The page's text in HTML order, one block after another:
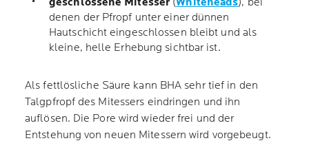
denen der Pfropf unter einer dünnen
Hautschicht eingeschlossen bleibt und als
kleine, helle Erhebung sichtbar ist.
Als fettlösliche Säure kann BHA sehr tief in den
Talgpfropf des Mitessers eindringen und ihn
auflösen. Die Pore wird wieder frei und der
Entstehung von neuen Mitessern wird vorgebeugt.